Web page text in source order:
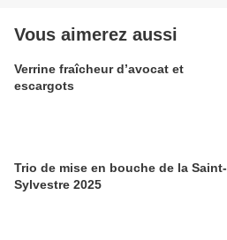
Vous aimerez aussi
Verrine fraîcheur d’avocat et
escargots
Trio de mise en bouche de la Saint-
Sylvestre 2025